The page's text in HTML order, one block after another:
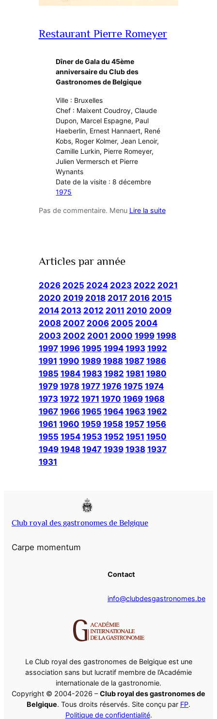
Restaurant Pierre Romeyer
Dîner de Gala du 45ème
anniversaire du Club des
Gastronomes de Belgique
Ville : Bruxelles
Chef : Maixent Coudroy, Claude
Dupon, Marcel Espagne, Paul
Haeberlin, Ernest Hannaert, René
Kobs, Roger Kolmer, Jean Lenoir,
Camille Lurkin, Pierre Romeyer,
Julien Vermersch et Pierre
Wynants
Date de la visite : 8 décembre
1975
Pas de commentaire. Menu Lire la suite
Articles par année
2026 2025 2024 2023 2022 2021
2020 2019 2018 2017 2016 2015
2014 2013 2012 2011 2010 2009
2008 2007 2006 2005 2004
2003 2002 2001 2000 1999 1998
1997 1996 1995 1994 1993 1992
1991 1990 1989 1988 1987 1986
1985 1984 1983 1982 1981 1980
1979 1978 1977 1976 1975 1974
1973 1972 1971 1970 1969 1968
1967 1966 1965 1964 1963 1962
1961 1960 1959 1958 1957 1956
1955 1954 1953 1952 1951 1950
1949 1948 1947 1939 1938 1937
1931
Club royal des gastronomes de Belgique
Carpe momentum
Contact
info@clubdesgastronomes.be
Le Club royal des gastronomes de Belgique est une
association sans but lucratif membre de l’Académie
internationale de la gastronomie.
Copyright © 2004-2026 –Club royal des gastronomes de
Belgique. Tous droits réservés. Site conçu par FP.
Politique de confidentialité.